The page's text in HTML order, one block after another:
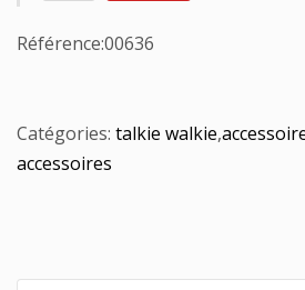
Référence:00636
Catégories: talkie walkie,
accessoires